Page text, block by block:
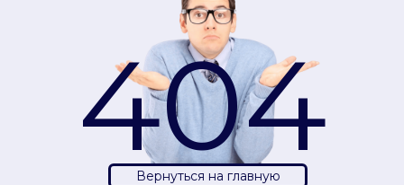
404
Вернуться на главную